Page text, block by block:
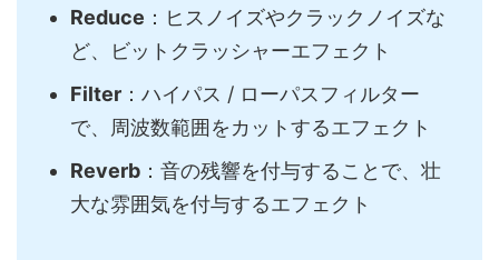
Reduce ：ヒスノイズやクラックノイズな
ど、ビットクラッシャーエフェクト
Filter ：ハイパス / ローパスフィルター
で、周波数範囲をカットするエフェクト
Reverb ：音の残響を付与することで、壮
大な雰囲気を付与するエフェクト